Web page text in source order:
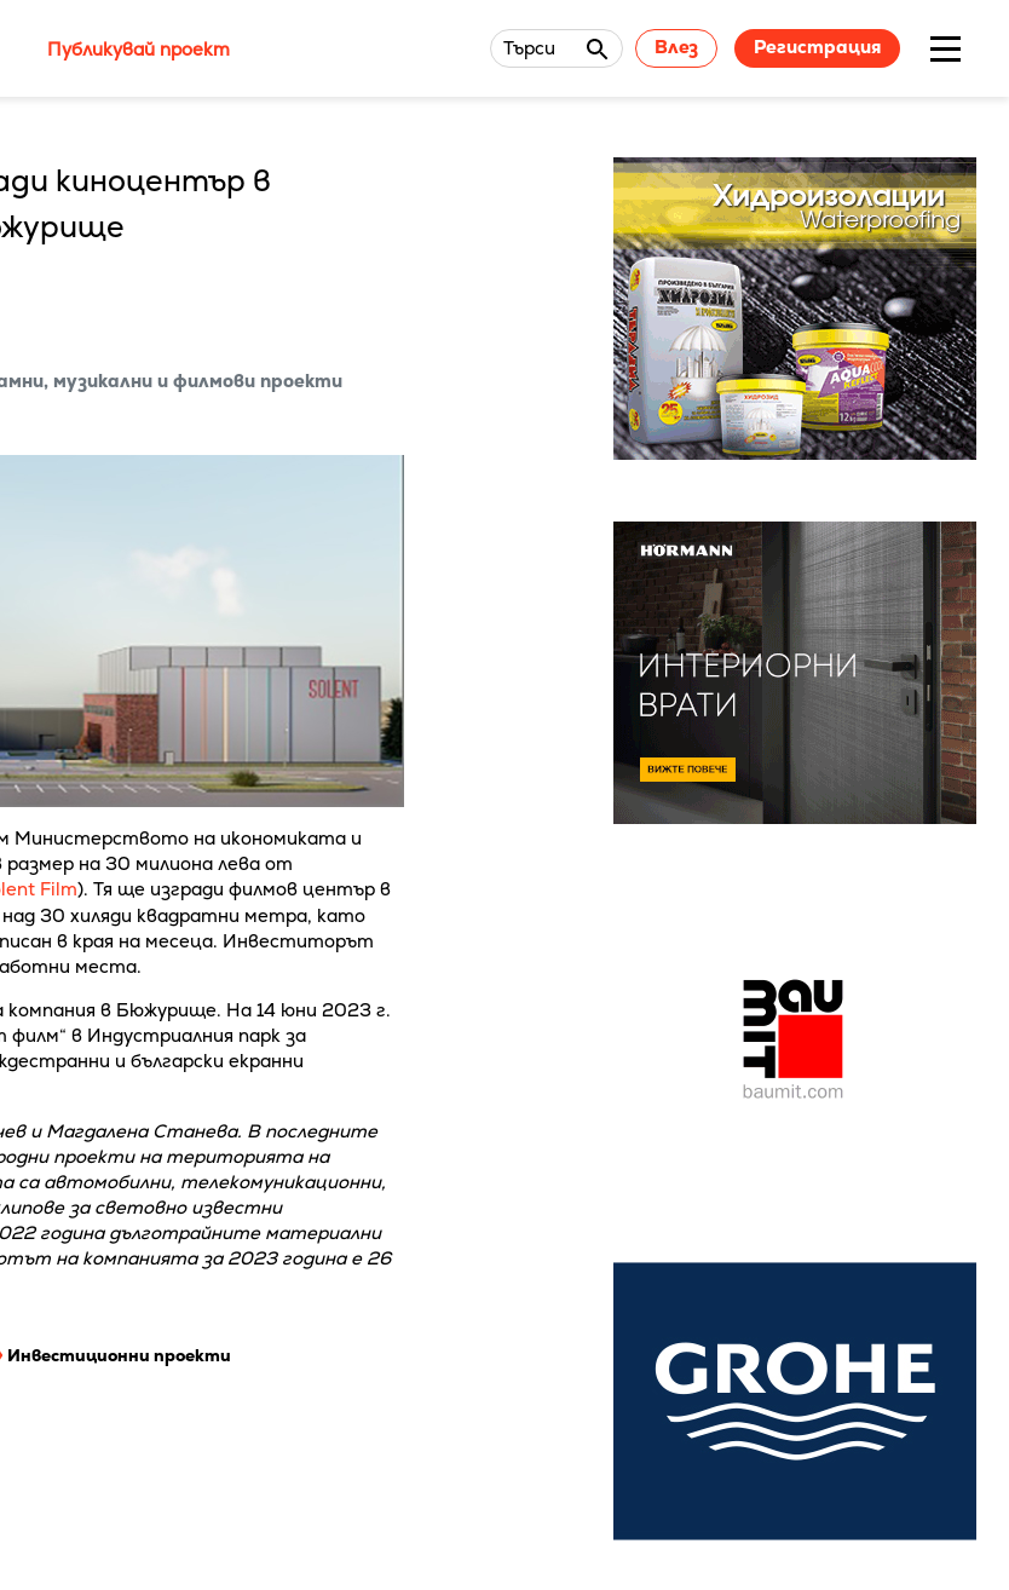
Публикувай проект Търси Влез Регистрация
киноцентър в
музикални и филмови проекти
Министерството на икономиката и
на 30 милиона лева от
Film). Тя ще изгради филмов център в
30 хиляди квадратни метра, като
в края на месеца. Инвеститорът
места.
в Бюжурище. На 14 юни 2023 г.
филм“ в Индустриалния парк за
и български екранни
и Магдалена Станева. В последните
проекти на територията на
автомобилни, телекомуникационни,
за световно известни
година дълготрайните материални
на компанията за 2023 година е 26
Инвестиционни проекти